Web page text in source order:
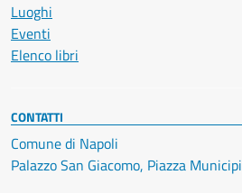
Luoghi
Eventi
Elenco libri
CONTATTI
Comune di Napoli
Palazzo San Giacomo, Piazza